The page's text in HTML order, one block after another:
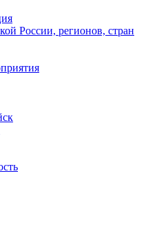
России, регионов, стран